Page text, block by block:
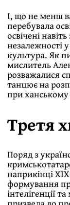
І, що не менш
перебувала
освічені
незалежності
культура. Як
мислитель
розважалися
танцює на
при ханському
Третя
Поряд з
наприкінці
формування
інтелігенції